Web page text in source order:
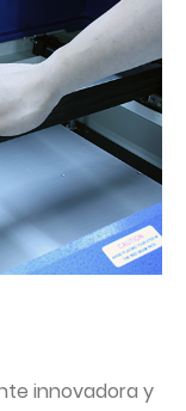
innovadora y